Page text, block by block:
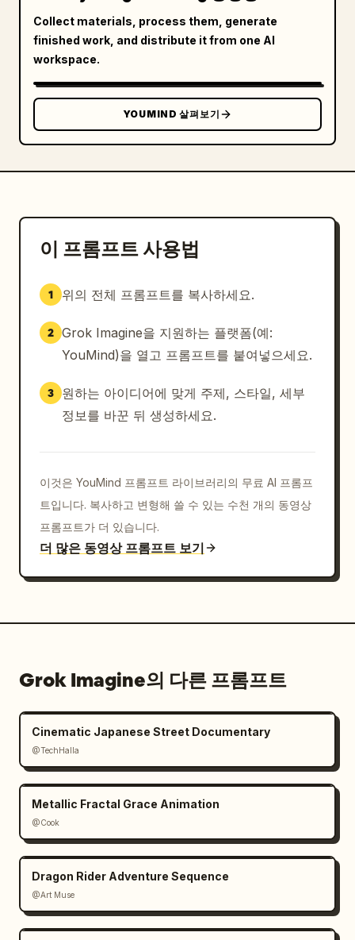
나는 여전히 그 회색빛 황혼을 기억하리라.
저 반딧불이 별들과,
끝없이 이어지는 빛,
짧은 그 순간,
나 또한 그러했음을.
Collect materials, process them, generate
finished work, and distribute it from one AI
workspace.
YOUMIND 살펴보기
이 프롬프트 사용법
1 위의 전체 프롬프트를 복사하세요.
2 Grok Imagine을 지원하는 플랫폼(예:
YouMind)을 열고 프롬프트를 붙여넣으세요.
3
원하는 아이디어에 맞게 주제, 스타일, 세부
정보를 바꾼 뒤 생성하세요.
이것은 YouMind 프롬프트 라이브러리의 무료 AI 프롬프
트입니다. 복사하고 변형해 쓸 수 있는 수천 개의 동영상
프롬프트가 더 있습니다.
더 많은 동영상 프롬프트 보기
Grok Imagine의 다른 프롬프트
Cinematic Japanese Street Documentary
@TechHalla
Metallic Fractal Grace Animation
@Cook
Dragon Rider Adventure Sequence
@Art Muse